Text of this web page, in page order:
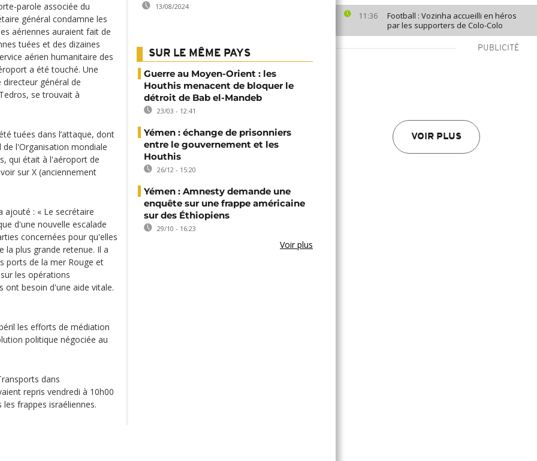
11:36
Football : Vozinha accueilli en héros
par les supporters de Colo-Colo
PUBLICITÉ
VOIR PLUS
parole associée du
général condamne les
aériennes auraient fait de
tuées et des dizaines
aérien humanitaire des
a été touché. Une
général de
se trouvait à
tuées dans l’attaque, dont
de l'Organisation mondiale
qui était à l'aéroport de
sur X (anciennement
ajouté : « Le secrétaire
d'une nouvelle escalade
concernées pour qu'elles
plus grande retenue. Il a
ports de la mer Rouge et
les opérations
ont besoin d'une aide vitale.
les efforts de médiation
politique négociée au
dans
repris vendredi à 10h00
frappes israéliennes.
13/08/2024
SUR LE MÊME PAYS
Guerre au Moyen-Orient : les
Houthis menacent de bloquer le
détroit de Bab el-Mandeb
23/03 - 12:41
Yémen : échange de prisonniers
entre le gouvernement et les
Houthis
26/12 - 15:20
Yémen : Amnesty demande une
enquête sur une frappe américaine
sur des Éthiopiens
29/10 - 16:23
Voir plus